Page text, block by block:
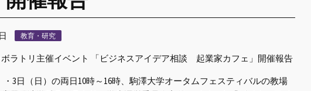
教育・研究
ラトリ主催イベント 「ビジネスアイデア相談 起業家カフェ」開催報告
・3日（日）の両日10時～16時、駒澤大学オータムフェスティバルの教場